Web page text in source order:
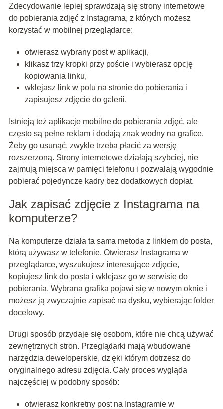
Zdecydowanie lepiej sprawdzają się strony internetowe
do pobierania zdjęć z Instagrama, z których możesz
korzystać w mobilnej przeglądarce:
otwierasz wybrany post w aplikacji,
klikasz trzy kropki przy poście i wybierasz opcję
kopiowania linku,
wklejasz link w polu na stronie do pobierania i
zapisujesz zdjęcie do galerii.
Istnieją też aplikacje mobilne do pobierania zdjęć, ale
często są pełne reklam i dodają znak wodny na grafice.
Żeby go usunąć, zwykle trzeba płacić za wersję
rozszerzoną. Strony internetowe działają szybciej, nie
zajmują miejsca w pamięci telefonu i pozwalają wygodnie
pobierać pojedyncze kadry bez dodatkowych dopłat.
Jak zapisać zdjęcie z Instagrama na
komputerze?
Na komputerze działa ta sama metoda z linkiem do posta,
którą używasz w telefonie. Otwierasz Instagrama w
przeglądarce, wyszukujesz interesujące zdjęcie,
kopiujesz link do posta i wklejasz go w serwisie do
pobierania. Wybrana grafika pojawi się w nowym oknie i
możesz ją zwyczajnie zapisać na dysku, wybierając folder
docelowy.
Drugi sposób przydaje się osobom, które nie chcą używać
zewnętrznych stron. Przeglądarki mają wbudowane
narzędzia deweloperskie, dzięki którym dotrzesz do
oryginalnego adresu zdjęcia. Cały proces wygląda
najczęściej w podobny sposób:
otwierasz konkretny post na Instagramie w